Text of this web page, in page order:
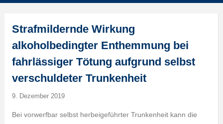
Strafmildernde Wirkung
alkoholbedingter Enthemmung bei
fahrlässiger Tötung aufgrund selbst
verschuldeter Trunkenheit
9. Dezember 2019
Bei vorwerfbar selbst herbeigeführter Trunkenheit kann die